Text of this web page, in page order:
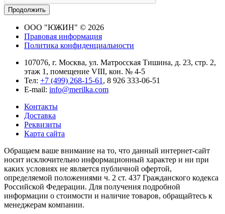
Продолжить
ООО "ЮЖИН" © 2026
Правовая информация
Политика конфиденциальности
107076, г. Москва, ул. Матросская Тишина, д. 23, стр. 2,
этаж 1, помещение VIII, кон. № 4-5
Тел: +7 (499) 268-15-61 , 8 926 333-06-51
E-mail: info@merilka.com
Контакты
Доставка
Реквизиты
Карта сайта
Обращаем ваше внимание на то, что данный интернет-сайт
носит исключительно информационный характер и ни при
каких условиях не является публичной офертой,
определяемой положениями ч. 2 ст. 437 Гражданского кодекса
Российской Федерации. Для получения подробной
информации о стоимости и наличие товаров, обращайтесь к
менеджерам компании.